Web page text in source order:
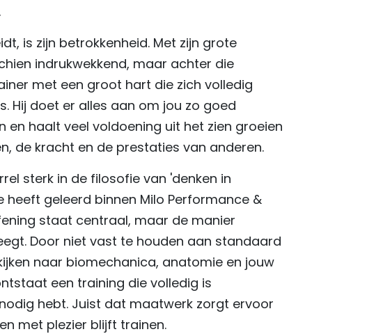
is zijn betrokkenheid. Met zijn grote
indrukwekkend, maar achter die
met een groot hart die zich volledig
Hij doet er alles aan om jou zo goed
en haalt veel voldoening uit het zien groeien
de kracht en de prestaties van anderen.
sterk in de filosofie van 'denken in
heeft geleerd binnen Milo Performance &
staat centraal, maar de manier
Door niet vast te houden aan standaard
naar biomechanica, anatomie en jouw
een training die volledig is
hebt. Juist dat maatwerk zorgt ervoor
met plezier blijft trainen.